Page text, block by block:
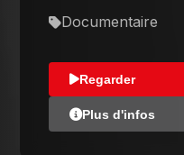
Documentaire
Regarder
Plus d'infos